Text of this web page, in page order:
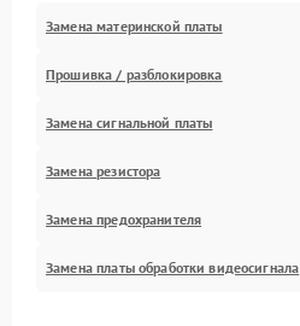
Замена материнской платы
Прошивка / разблокировка
Замена сигнальной платы
Замена резистора
Замена предохранителя
Замена платы обработки видеосигнала